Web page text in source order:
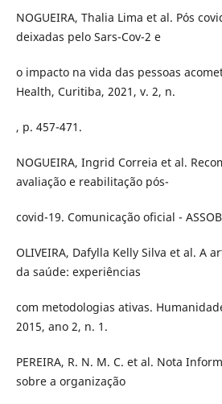
NOGUEIRA, Thalia Lima et al. Pós
deixadas pelo Sars-Cov-2 e
o impacto na vida das pessoas
Health, Curitiba, 2021, v. 2, n.
, p. 457-471.
NOGUEIRA, Ingrid Correia et al.
avaliação e reabilitação pós-
covid-19. Comunicação oficial -
OLIVEIRA, Dafylla Kelly Silva et al. A
da saúde: experiências
com metodologias ativas.
2015, ano 2, n. 1.
PEREIRA, R. N. M. C. et al. Nota
sobre a organização